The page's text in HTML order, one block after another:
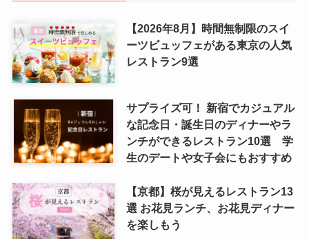
【2026年8月】時間無制限のスイ
ーツビュッフェがある東京の人気
レストラン9選
サプライズ可！ 新宿でカジュアル
な記念日・誕生日のディナーやラ
ンチができるレストラン10選 学
生のデートや女子会にもおすすめ
【京都】桜が見えるレストラン13
選 お花見ランチ、お花見ディナー
を楽しもう